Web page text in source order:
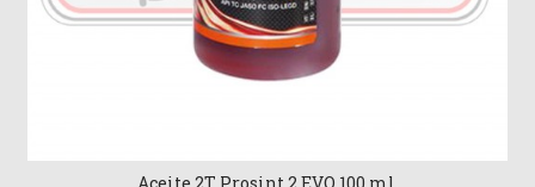
Aceite 2T Prosint 2 EVO 100 ml.